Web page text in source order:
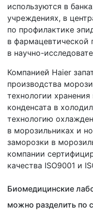
используются в
учреждениях, в
по профилактике
в
в научно-
Компанией Haier
производства
технологии
конденсата в
технологию
в морозильниках и
заморозки в
компании
качества ISO9001 и
Биомедицинские
можно разделить по